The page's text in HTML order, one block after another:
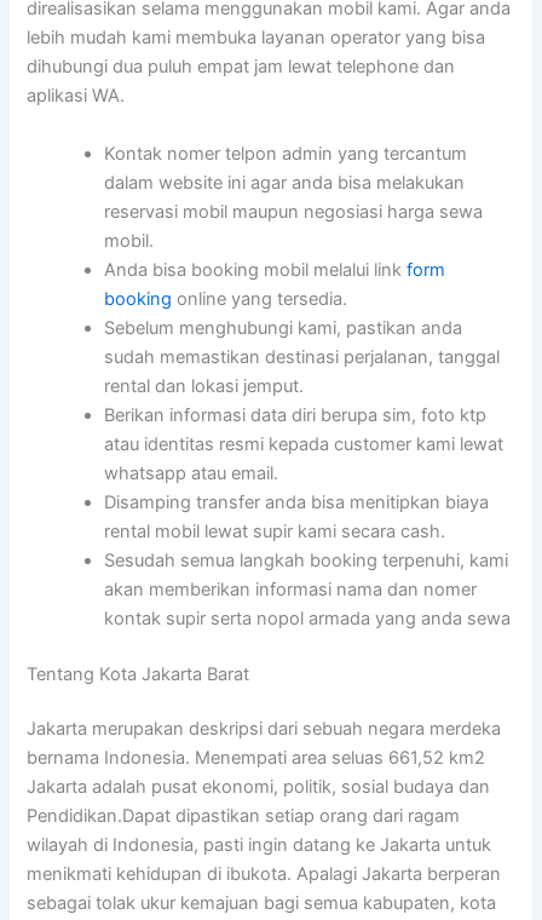
direalisasikan selama menggunakan mobil kami. Agar anda
lebih mudah kami membuka layanan operator yang bisa
dihubungi dua puluh empat jam lewat telephone dan
aplikasi WA.
Kontak nomer telpon admin yang tercantum
dalam website ini agar anda bisa melakukan
reservasi mobil maupun negosiasi harga sewa
mobil.
Anda bisa booking mobil melalui linkform
booking online yang tersedia.
Sebelum menghubungi kami, pastikan anda
sudah memastikan destinasi perjalanan, tanggal
rental dan lokasi jemput.
Berikan informasi data diri berupa sim, foto ktp
atau identitas resmi kepada customer kami lewat
whatsapp atau email.
Disamping transfer anda bisa menitipkan biaya
rental mobil lewat supir kami secara cash.
Sesudah semua langkah booking terpenuhi, kami
akan memberikan informasi nama dan nomer
kontak supir serta nopol armada yang anda sewa
Tentang Kota Jakarta Barat
Jakarta merupakan deskripsi dari sebuah negara merdeka
bernama Indonesia. Menempati area seluas 661,52 km2
Jakarta adalah pusat ekonomi, politik, sosial budaya dan
Pendidikan.Dapat dipastikan setiap orang dari ragam
wilayah di Indonesia, pasti ingin datang ke Jakarta untuk
menikmati kehidupan di ibukota. Apalagi Jakarta berperan
sebagai tolak ukur kemajuan bagi semua kabupaten, kota